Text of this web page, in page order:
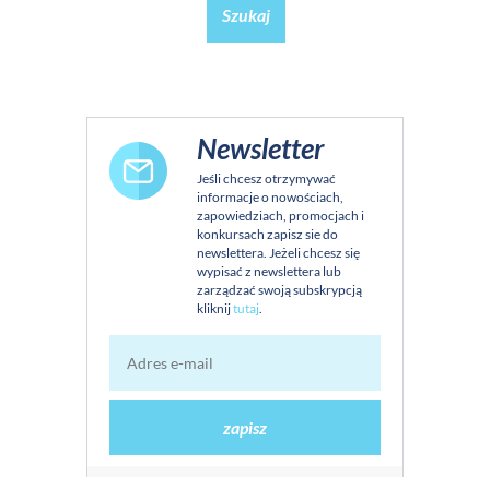
Szukaj
Newsletter
Jeśli chcesz otrzymywać
informacje o nowościach,
zapowiedziach, promocjach i
konkursach zapisz sie do
newslettera. Jeżeli chcesz się
wypisać z newslettera lub
zarządzać swoją subskrypcją
kliknijtutaj.
zapisz